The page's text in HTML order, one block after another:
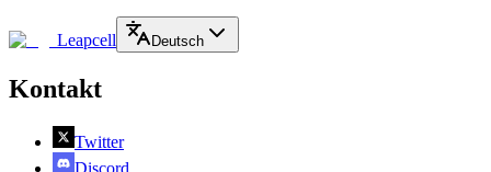
Leapcell Deutsch
Kontakt
Twitter
Discord